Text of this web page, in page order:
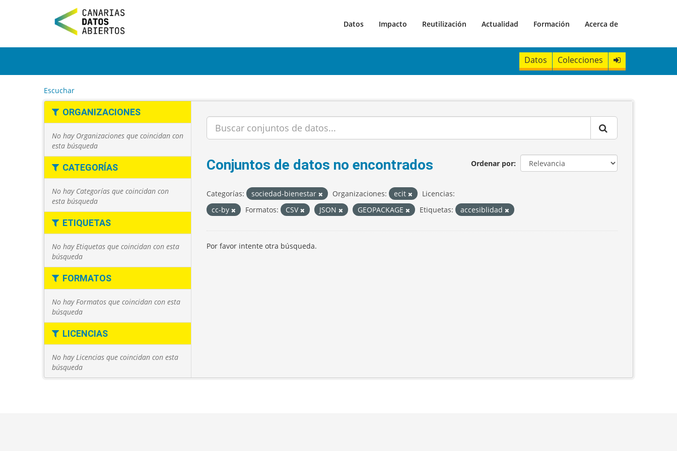
t
Datos Impacto Reutilización Actualidad Formación Acerca de
Datos Colecciones
Escuchar
ORGANIZACIONES
No hay Organizaciones que coincidan con
esta búsqueda
CATEGORÍAS
No hay Categorías que coincidan con
esta búsqueda
ETIQUETAS
No hay Etiquetas que coincidan con esta
búsqueda
FORMATOS
No hay Formatos que coincidan con esta
búsqueda
LICENCIAS
No hay Licencias que coincidan con esta
búsqueda
Ordenar por
Conjuntos de datos no encontrados
Categorías: sociedad-bienestar Organizaciones: ecit
Licencias:
cc-by
Formatos: CSV JSON GEOPACKAGE Etiquetas: accesiblidad
Por favor intente otra búsqueda.